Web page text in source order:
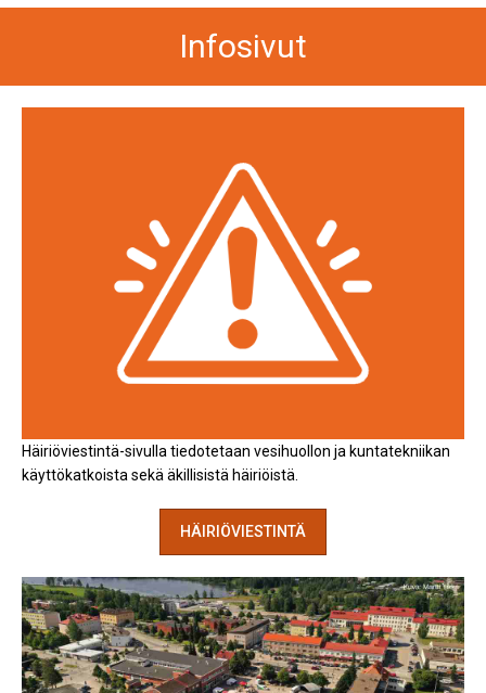
Infosivut
Häiriöviestintä-sivulla tiedotetaan vesihuollon ja kuntatekniikan
käyttökatkoista sekä äkillisistä häiriöistä.
HÄIRIÖVIESTINTÄ